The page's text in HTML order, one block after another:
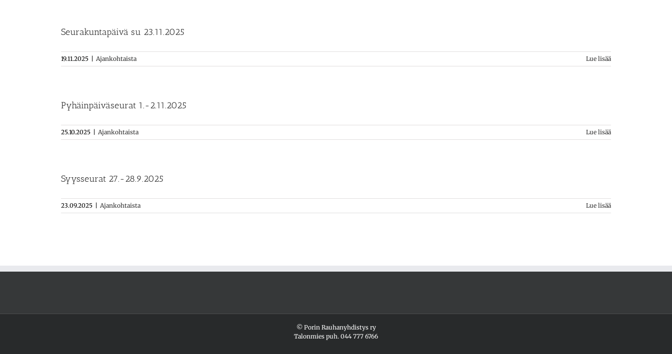
Seurakuntapäivä su 23.11.2025
19.11.2025 Ajankohtaista Lue lisää
Pyhäinpäiväseurat 1.-2.11.2025
25.10.2025 Ajankohtaista Lue lisää
Syysseurat 27.-28.9.2025
23.09.2025 Ajankohtaista Lue lisää
© Porin Rauhanyhdistys ry
Talonmies puh. 044 777 6766